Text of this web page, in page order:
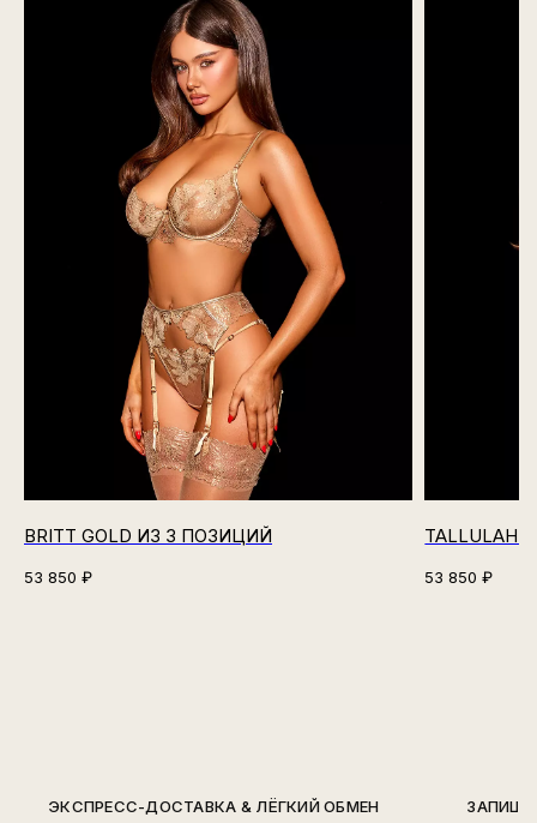
BRITT GOLD ИЗ 3 ПОЗИЦИЙ
53 850 ₽
TALLULAH
53 850 ₽
ЭКСПРЕСС-ДОСТАВКА & ЛЁГКИЙ ОБМЕН